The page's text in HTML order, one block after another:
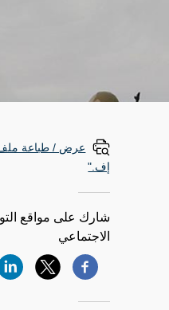
عرض / طباعة
إف."
شارك على مواقع
الاجتماعي